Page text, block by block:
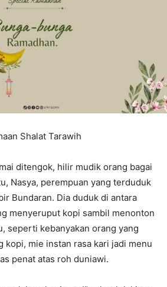
Shalat Tarawih
ditengok, hilir mudik orang bagai
Nasya, perempuan yang terduduk
Bundaran. Dia duduk di antara
menyeruput kopi sambil menonton
seperti kebanyakan orang yang
kopi, mie instan rasa kari jadi menu
penat atas roh duniawi.